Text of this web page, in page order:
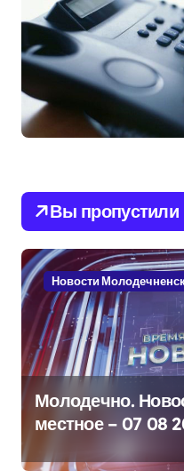
Вы пропустили
Новости
Молодечно.
местное – 07 08